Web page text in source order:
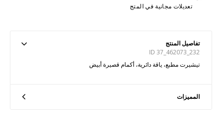
تعديلات مجانية في المتج
تفاصيل المنتج
ID 37_462073_232
تيشيرت مطبع، ياقة دائرية، أكمام قصيرة أبيض
المميزات